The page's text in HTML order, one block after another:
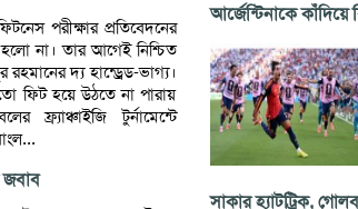
পরীক্ষার প্রতিবেদনের
না। তার আগেই নিশ্চিত
দ্য হান্ড্রেড-ভাগ্য।
ফিট হয়ে উঠতে না পারায়
ফ্র্যাঞ্চাইজি টুর্নামেন্টে
জবাব
আর্জেন্টিনাকে কাঁদিয়ে
সাকার হ্যাটট্রিক,